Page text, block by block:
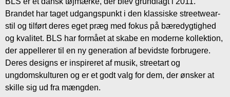
Brandet har taget udgangspunkt i den klassiske streetwear-
stil og tilført deres eget præg med fokus på bæredygtighed
og kvalitet. BLS har formået at skabe en moderne kollektion,
der appellerer til en ny generation af bevidste forbrugere.
Deres designs er inspireret af musik, streetart og
ungdomskulturen og er et godt valg for dem, der ønsker at
skille sig ud fra mængden.